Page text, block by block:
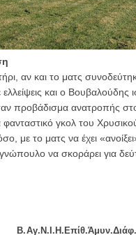
Οι τρίδυμες Ελληνίδες
Αυστρία!
συμμετοχής στο
πρωτότυπων
των επιπτώσεων της
αν και το ματς
και ο
προβάδισμα ανατροπής
φανταστικό γκολ του
με το ματς να έχει
να σκοράρει για
Β.Αγ.Ν.Ι.Η.Επίθ.Άμυν.Διάφ.